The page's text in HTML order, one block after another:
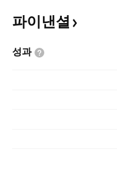
파이낸셜
성과